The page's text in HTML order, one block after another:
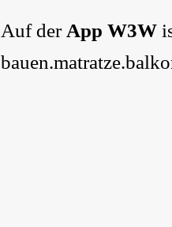
Auf der App W3W